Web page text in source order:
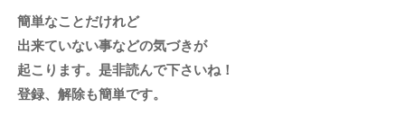
簡単なことだけれど
出来ていない事などの気づきが
起こります。是非読んで下さいね！
登録、解除も簡単です。